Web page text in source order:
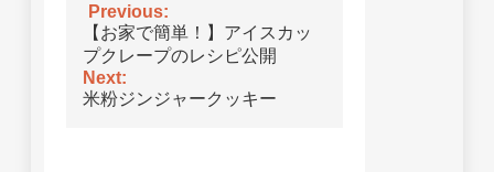
投
稿
ナ
Previous:
【お家で簡単！】アイスカッ
プクレープのレシピ公開
Next:
米粉ジンジャークッキー